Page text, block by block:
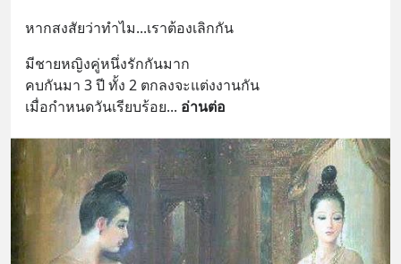
หากสงสัยว่าทำไม...เราต้องเลิกกัน
มีชายหญิงคู่หนึ่งรักกันมาก
คบกันมา 3 ปี ทั้ง 2 ตกลงจะแต่งงานกัน
เมื่อกำหนดวันเรียบร้อย... อ่านต่อ